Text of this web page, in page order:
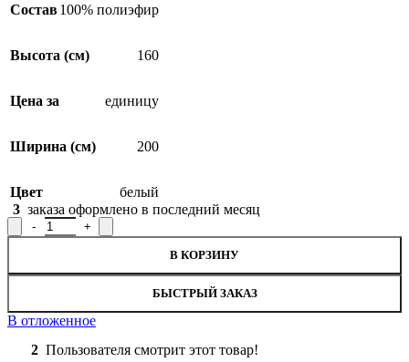
Состав100% полиэфир
Высота (см) 160
Цена за единицу
Ширина (см) 200
Цвет
белый
3 заказа оформлено в последний месяц
Количество товара Занавеска / тюль 6648 (К68а) для кухни,
В КОРЗИНУ
БЫСТРЫЙ ЗАКАЗ
В отложенное
2 Пользователя смотрит этот товар!